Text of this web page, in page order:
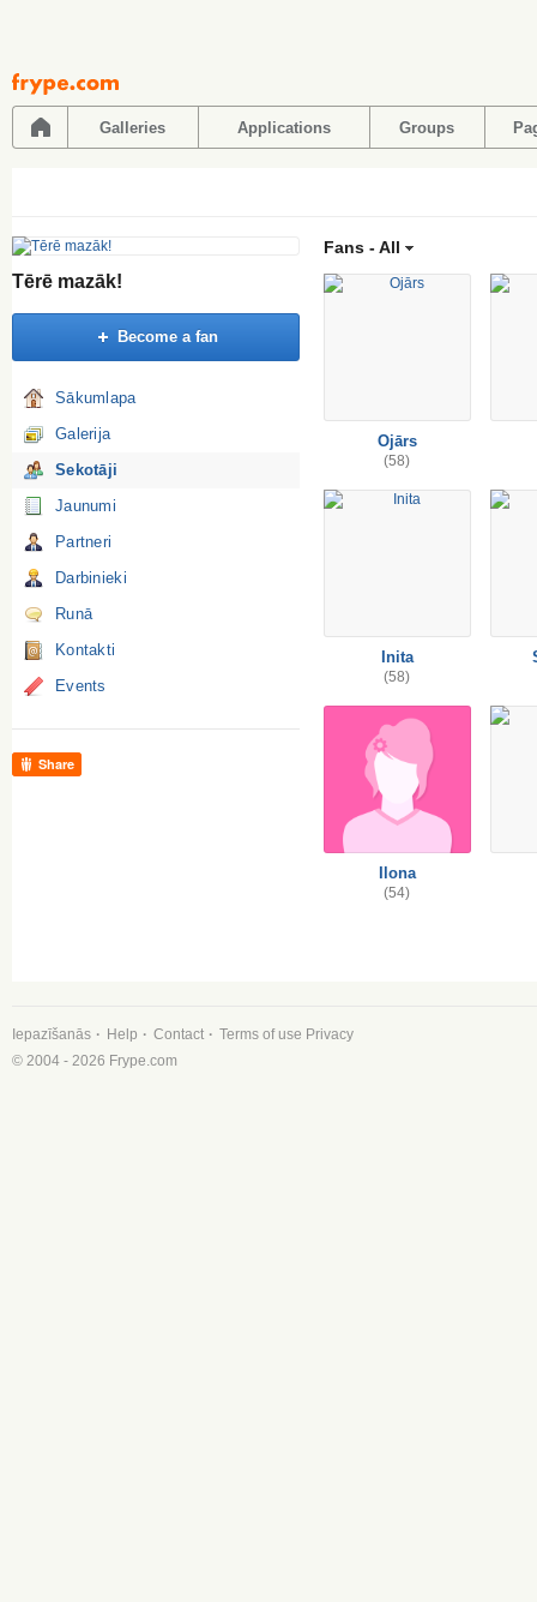
Pāriet
uz
saturu
Galleries Applications Groups
Tērē mazāk!
Become a fan
Sākumlapa
Galerija
Sekotāji
Jaunumi
Partneri
Darbinieki
Runā
Kontakti
Events
Share
Fans -All
Ojārs
(58)
Inita
(58)
Ilona
(54)
Iepazīšanās Help Contact Terms of use Privacy
© 2004 - 2026 Frype.com